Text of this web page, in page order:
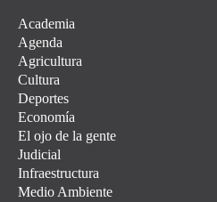
Academia
Agenda
Agricultura
Cultura
Deportes
Economía
El ojo de la gente
Judicial
Infraestructura
Medio Ambiente